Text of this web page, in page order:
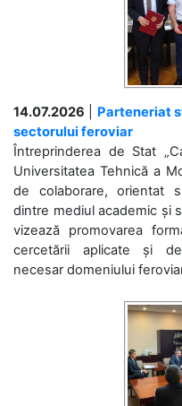
14.07.2026
Parteneriat
sectorului feroviar
Întreprinderea de Stat
Universitatea Tehnică a
de colaborare, orientat
dintre mediul academic și
vizează promovarea
cercetării aplicate și
necesar domeniului